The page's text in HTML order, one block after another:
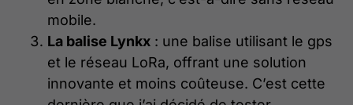
mobile.
La balise Lynkx : une balise utilisant le gps
et le réseau LoRa, offrant une solution
innovante et moins coûteuse. C’est cette